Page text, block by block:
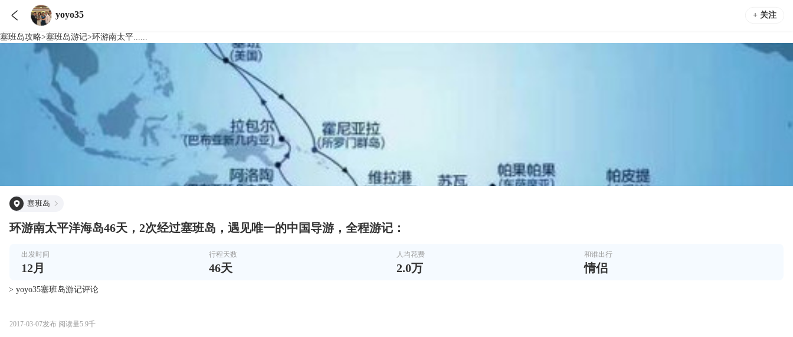
 yoyo35 + 关注
塞班岛攻略>塞班岛游记>环游南太平......
塞班岛
环游南太平洋海岛46天，2次经过塞班岛，遇见唯一的中国导游，全程游记：
出发时间
12月
行程天数
46天
人均花费
2.0万
和谁出行
情侣
> yoyo35塞班岛游记评论
2017-03-07发布 阅读量5.9千